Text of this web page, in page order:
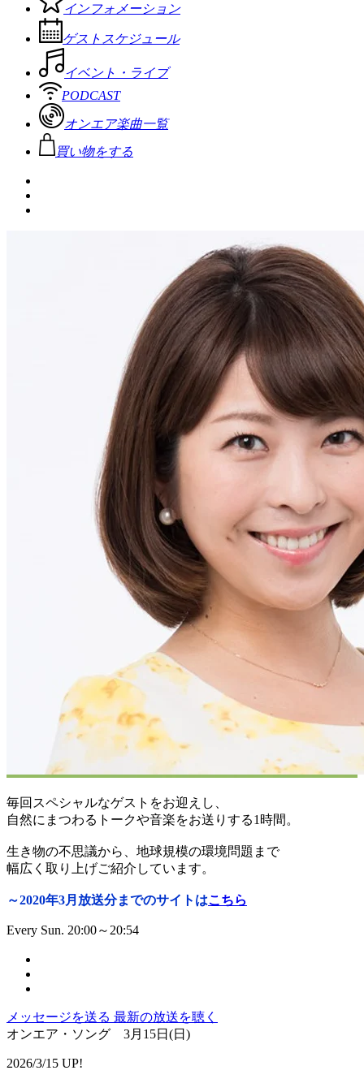
インフォメーション
ゲストスケジュール
イベント・ライブ
PODCAST
オンエア楽曲一覧
買い物をする
毎回スペシャルなゲストをお迎えし、
自然にまつわるトークや音楽をお送りする1時間。
生き物の不思議から、地球規模の環境問題まで
幅広く取り上げご紹介しています。
～2020年3月放送分までのサイトはこちら
Every Sun. 20:00～20:54
メッセージを送る 最新の放送を聴く
オンエア・ソング 3月15日(日)
2026/3/15 UP!